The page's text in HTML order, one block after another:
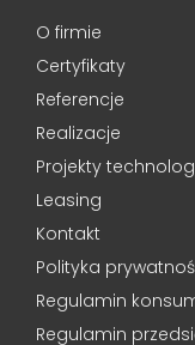
O firmie
Certyfikaty
Referencje
Realizacje
Projekty
Leasing
Kontakt
Polityka
Regulamin
Regulamin